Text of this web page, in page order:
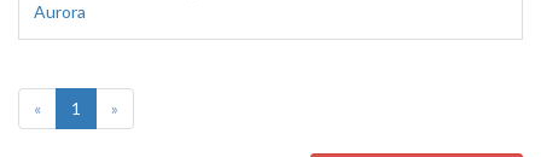
Aurora
« 1 »